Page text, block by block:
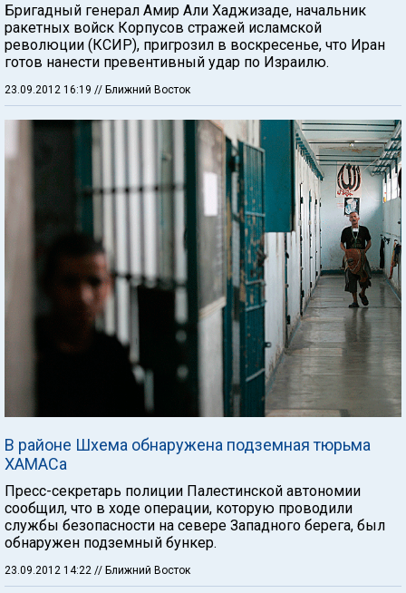
Бригадный генерал Амир Али Хаджизаде, начальник
ракетных войск Корпусов стражей исламской
революции (КСИР), пригрозил в воскресенье, что Иран
готов нанести превентивный удар по Израилю.
23.09.2012 16:19 // Ближний Восток
В районе Шхема обнаружена подземная тюрьма
ХАМАСа
Пресс-секретарь полиции Палестинской автономии
сообщил, что в ходе операции, которую проводили
службы безопасности на севере Западного берега, был
обнаружен подземный бункер.
23.09.2012 14:22 // Ближний Восток